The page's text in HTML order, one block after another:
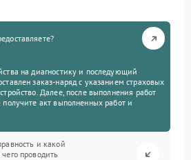
на диагностику и последующий
заказ-наряд с указанием страховых
Далее, после выполнения работ
акт выполненных работ и
и какой
проводить